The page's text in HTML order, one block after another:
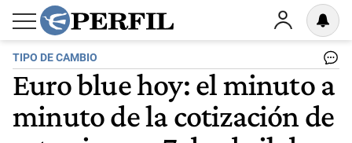
TIPO DE CAMBIO
Euro blue hoy: el minuto a
minuto de la cotización de